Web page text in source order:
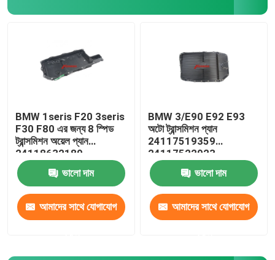
ইঞ্জিন ভালভ কভার
ট্রান্সমিশন খুচরা যন্ত্রাংশ
স্টিয়ারিং সাসপেনশন কিট
ইঞ্জিন খুচরা যন্ত্রাংশ
BMW 1seris F20 3seris
F30 F80 এর জন্য 8 স্পিড
ট্রান্সমিশন অয়েল প্যান
24118632189
ভালো দাম
আমাদের সাথে যোগাযোগ
BMW 3/E90 E92 E93
অটো ট্রান্সমিশন প্যান
24117519359
24117522923
24152333903
ভালো দাম
আমাদের সাথে যোগাযোগ